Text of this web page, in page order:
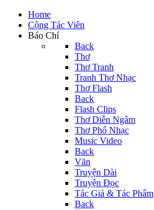
Home
Cộng Tác Viên
Báo Chí
Back
Thơ
Thơ Tranh
Tranh Thơ Nhạc
Thơ Flash
Back
Flash Clips
Thơ Diễn Ngâm
Thơ Phổ Nhạc
Music Video
Back
Văn
Truyện Dài
Truyện Đọc
Tác Giả & Tác Phẩm
Back